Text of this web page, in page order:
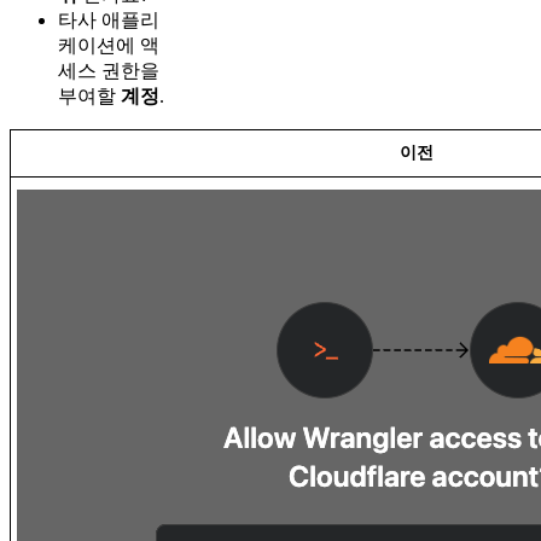
타사 애플리
케이션에 액
세스 권한을
부여할 계정.
이전